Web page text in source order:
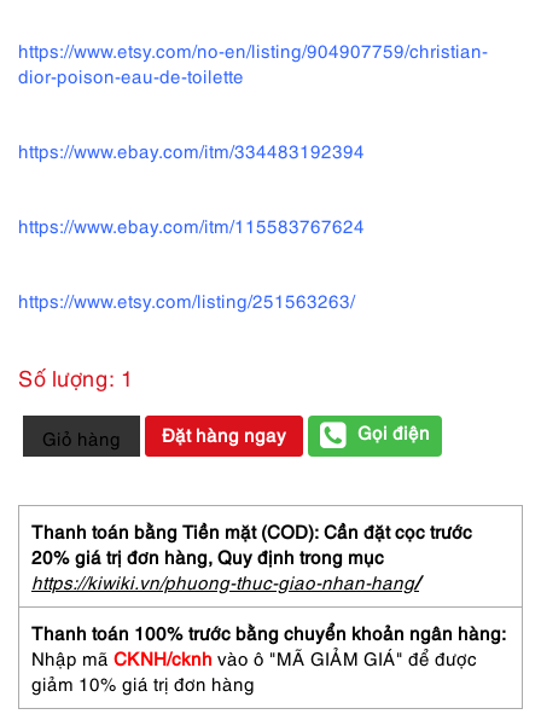
https://www.etsy.com/no-en/listing/904907759/christian-
dior-poison-eau-de-toilette
https://www.ebay.com/itm/334483192394
https://www.ebay.com/itm/115583767624
https://www.etsy.com/listing/251563263/
Số lượng: 1
0416-
DIOR
EDT
Vaporisateur
50ml-
Nước
hoa
nữ-
Đã
sử
dụng
Giỏ hàng Đặt hàng ngay Gọi điện
Thanh toán bằng Tiền mặt (COD): Cần đặt cọc trước
20% giá trị đơn hàng, Quy định trong mục
https://kiwiki.vn/phuong-thuc-giao-nhan-hang/
Thanh toán 100% trước bằng chuyển khoản ngân hàng:
Nhập mã CKNH/cknh vào ô "MÃ GIẢM GIÁ" để được
giảm 10% giá trị đơn hàng